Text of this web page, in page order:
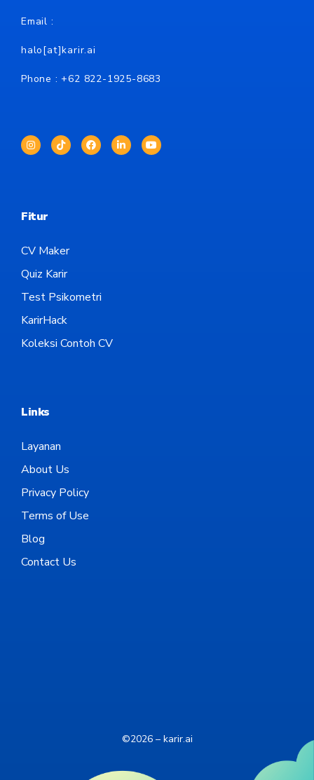
Email :
halo[at]karir.ai
Phone : +62 822-1925-8683
Fitur
CV Maker
Quiz Karir
Test Psikometri
KarirHack
Koleksi Contoh CV
Links
Layanan
About Us
Privacy Policy
Terms of Use
Blog
Contact Us
©2026 – karir.ai